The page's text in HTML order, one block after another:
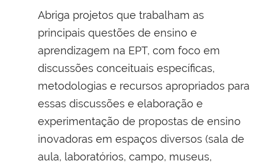
Abriga projetos que trabalham as
principais questões de ensino e
aprendizagem na EPT, com foco em
discussões conceituais específicas,
metodologias e recursos apropriados para
essas discussões e elaboração e
experimentação de propostas de ensino
inovadoras em espaços diversos (sala de
aula, laboratórios, campo, museus,